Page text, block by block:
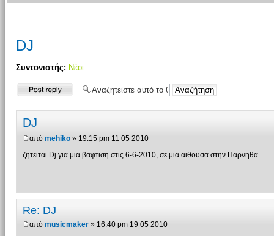
DJ
Συντονιστής: Νέοι
Δημιουργία
απάντησης
DJ
από mehiko» 19:15 pm 11 05 2010
ζητειται Dj για μια βαφτιση στις 6-6-2010, σε μια αιθουσα στην Παρνηθα.
Re: DJ
από musicmaker» 16:40 pm 19 05 2010